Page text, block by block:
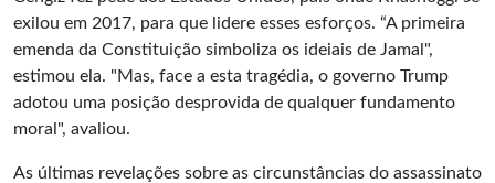
exilou em 2017, para que lidere esses esforços. “A primeira
emenda da Constituição simboliza os ideiais de Jamal",
estimou ela. "Mas, face a esta tragédia, o governo Trump
adotou uma posição desprovida de qualquer fundamento
moral", avaliou.
As últimas revelações sobre as circunstâncias do assassinato